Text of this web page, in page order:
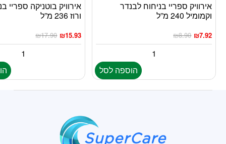
אירוויק ספריי בניחוח לבנדר
וקמומיל 240 מ”ל
₪8.90 ₪7.92
הוספה לסל
אירוויק בוטניקה ספריי
ורוז 236 מ”ל
₪17.90 ₪15.93